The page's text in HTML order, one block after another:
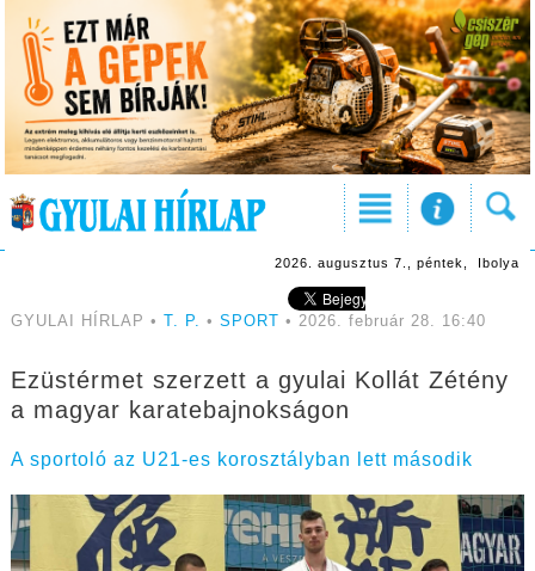
2026. augusztus 7., péntek, Ibolya
GYULAI HÍRLAP • T. P. • SPORT • 2026. február 28. 16:40
Ezüstérmet szerzett a gyulai Kollát Zétény
a magyar karatebajnokságon
A sportoló az U21-es korosztályban lett második